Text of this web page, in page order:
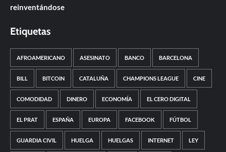
reinventándose
Etiquetas
AFROAMERICANO ASESINATO BANCO BARCELONA
BILL BITCOIN CATALUÑA CHAMPIONS LEAGUE CINE
COMODIDAD DINERO ECONOMÍA EL CERO DIGITAL
EL PRAT ESPAÑA EUROPA FACEBOOK FÚTBOL
GUARDIA CIVIL HUELGA HUELGAS INTERNET LEY